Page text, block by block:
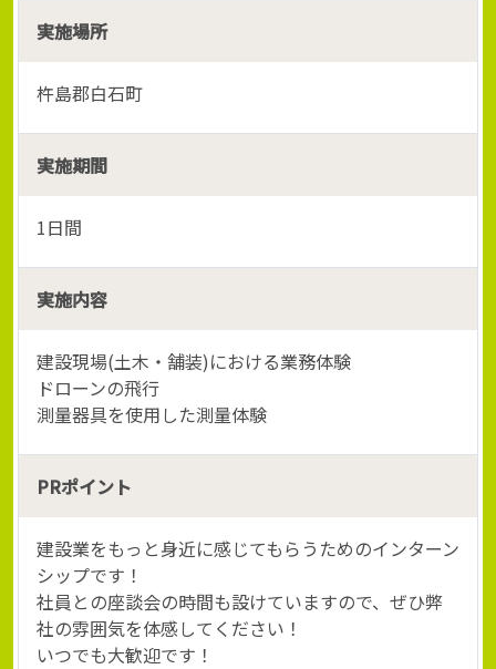
実施場所
杵島郡白石町
実施期間
1日間
実施内容
建設現場(土木・舗装)における業務体験
ドローンの飛行
測量器具を使用した測量体験
PRポイント
建設業をもっと身近に感じてもらうためのインターン
シップです！
社員との座談会の時間も設けていますので、ぜひ弊
社の雰囲気を体感してください！
いつでも大歓迎です！